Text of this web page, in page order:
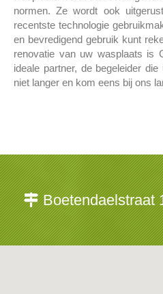
normen. Ze wordt ook
recentste technologie
en bevredigend gebruik kunt
renovatie van uw wasplaats is
ideale partner, de begeleider
niet langer en kom eens bij ons
Boetendaelstraat